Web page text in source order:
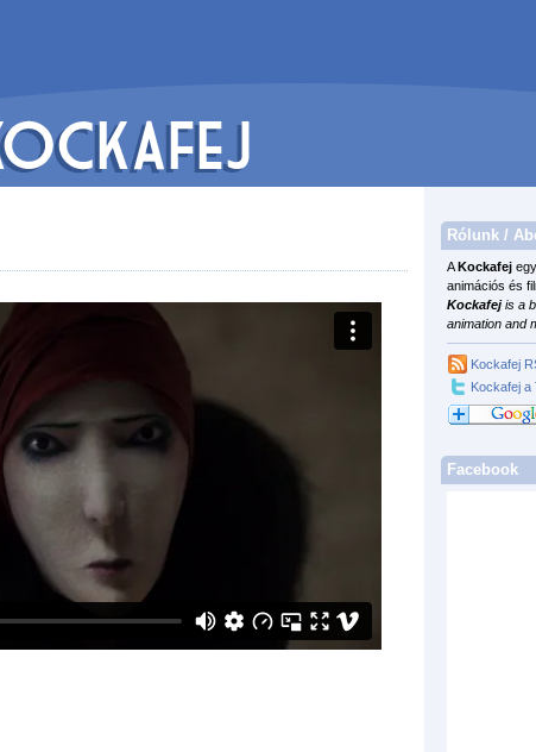
Rólunk /
AKockafej
animációs és
Kockafejis a
animation and
Kockafej
Kockafej a
Facebook